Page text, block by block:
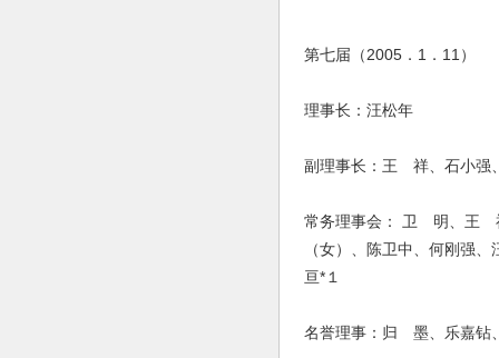
第七届（2005．1．11）
理事长：汪松年
副理事长：王 祥、石小强
常务理事会： 卫 明、王
（女）、陈卫中、何刚强
亘*１
名誉理事：归 墨、乐嘉钻